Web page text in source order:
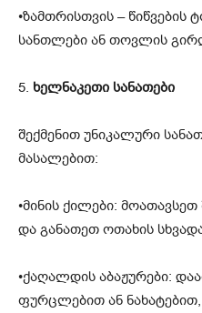
•ზამთრისთვის – წიწვების
სანთლები ან თოვლის
5. ხელნაკეთი სანათები
შექმენით უნიკალური
მასალებით:
•მინის ქილები:
და განათეთ ოთახის
•ქაღალდის აბაჟურები:
ფურცლებით ან